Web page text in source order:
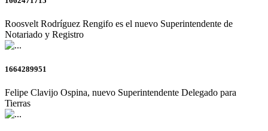
Roosvelt Rodríguez Rengifo es el nuevo Superintendente de
Notariado y Registro
1664289951
Felipe Clavijo Ospina, nuevo Superintendente Delegado para
Tierras